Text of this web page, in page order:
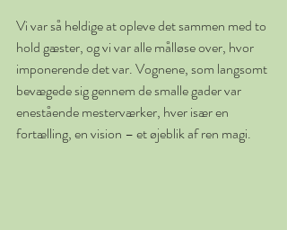
Vi var så heldige at opleve det sammen med to
hold gæster, og vi var alle målløse over, hvor
imponerende det var. Vognene, som langsomt
bevægede sig gennem de smalle gader var
enestående mesterværker, hver især en
fortælling, en vision – et øjeblik af ren magi.